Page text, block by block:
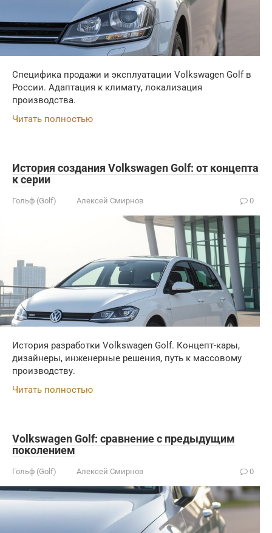
Специфика продажи и эксплуатации Volkswagen Golf в
России. Адаптация к климату, локализация
производства.
Читать полностью
История создания Volkswagen Golf: от концепта
к серии
Гольф (Golf) Алексей Смирнов 0
История разработки Volkswagen Golf. Концепт-кары,
дизайнеры, инженерные решения, путь к массовому
производству.
Читать полностью
Volkswagen Golf: сравнение с предыдущим
поколением
Гольф (Golf) Алексей Смирнов 0